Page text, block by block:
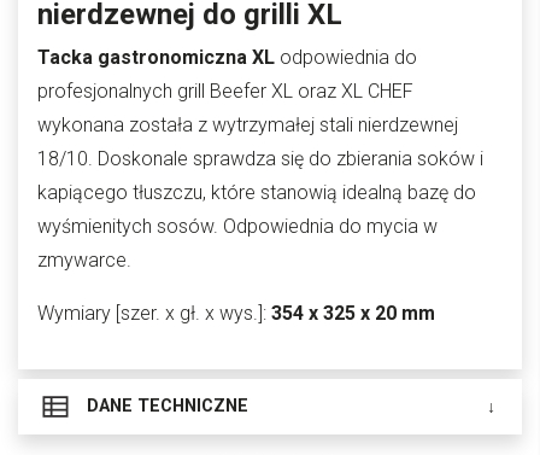
nierdzewnej do grilli XL
Tacka gastronomiczna XL odpowiednia do
profesjonalnych grill Beefer XL oraz XL CHEF
wykonana została z wytrzymałej stali nierdzewnej
18/10. Doskonale sprawdza się do zbierania soków i
kapiącego tłuszczu, które stanowią idealną bazę do
wyśmienitych sosów. Odpowiednia do mycia w
zmywarce.
Wymiary [szer. x gł. x wys.]: 354 x 325 x 20 mm
DANE TECHNICZNE